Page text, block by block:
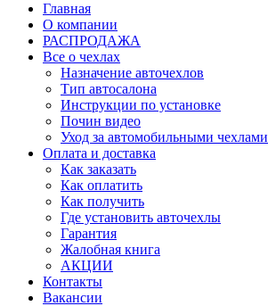
Главная
О компании
РАСПРОДАЖА
Все о чехлах
Назначение авточехлов
Тип автосалона
Инструкции по установке
Почин видео
Уход за автомобильными чехлами
Оплата и доставка
Как заказать
Как оплатить
Как получить
Где установить авточехлы
Гарантия
Жалобная книга
АКЦИИ
Контакты
Вакансии